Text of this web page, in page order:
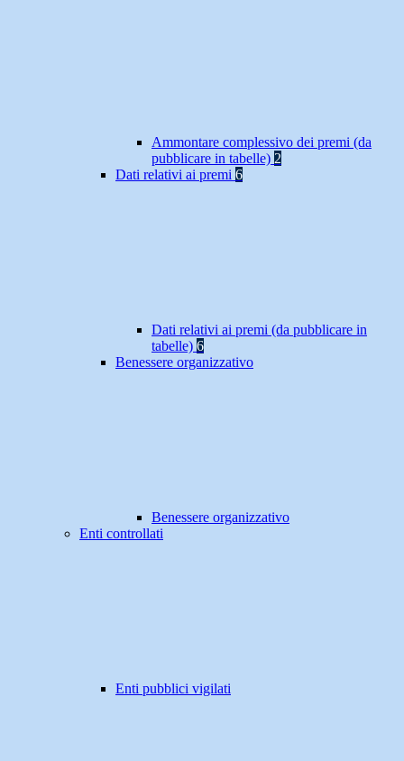
Ammontare complessivo dei premi (da
pubblicare in tabelle) 2
Dati relativi ai premi 6
Dati relativi ai premi (da pubblicare in
tabelle) 6
Benessere organizzativo
Benessere organizzativo
Enti controllati
Enti pubblici vigilati